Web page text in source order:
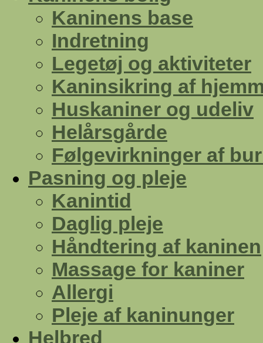
Kaninens base
Indretning
Legetøj og aktiviteter
Kaninsikring af
Huskaniner og udeliv
Helårsgårde
Følgevirkninger af
Pasning og pleje
Kanintid
Daglig pleje
Håndtering af kaninen
Massage for kaniner
Allergi
Pleje af kaninunger
Helbred